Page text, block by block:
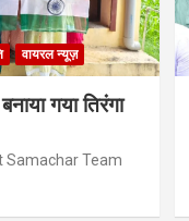
वायरल न्यूज़
गया तिरंगा
Samachar Team